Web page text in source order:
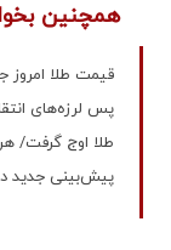
همچنین
قیمت طلا امروز جمعه 12 دی 1404/
پس لرزه‌های
طلا اوج گرفت/
پیش‌بینی جدید